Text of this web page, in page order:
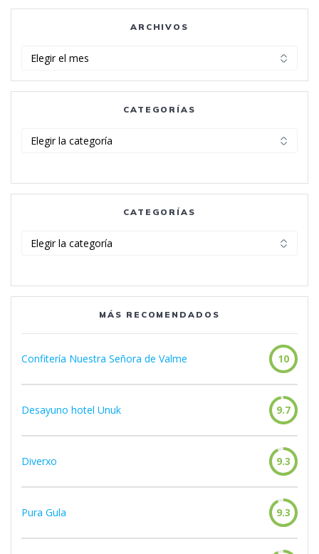
ARCHIVOS
CATEGORÍAS
CATEGORÍAS
MÁS RECOMENDADOS
Confitería Nuestra Señora de Valme 10
Desayuno hotel Unuk 9.7
Diverxo 9.3
Pura Gula 9.3